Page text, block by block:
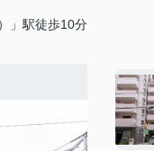
」駅徒歩10分